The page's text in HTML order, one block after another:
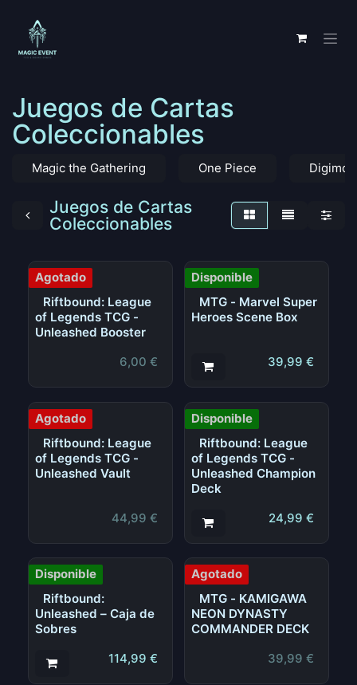
Juegos de Cartas
Coleccionables
Magic the Gathering One Piece Digimon
Juegos de Cartas
Coleccionables
Agotado
Riftbound: League
of Legends TCG -
Unleashed Booster
6,00 €
Disponible
MTG - Marvel Super
Heroes Scene Box
39,99 €
Agotado
Riftbound: League
of Legends TCG -
Unleashed Vault
44,99 €
Disponible
Riftbound: League
of Legends TCG -
Unleashed Champion
Deck
24,99 €
Disponible
Riftbound:
Unleashed – Caja de
Sobres
114,99 €
Agotado
MTG - KAMIGAWA
NEON DYNASTY
COMMANDER DECK
39,99 €